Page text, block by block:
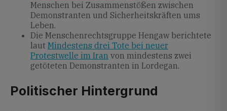
Menschen bei Zusammenstößen zwischen
Demonstranten und Sicherheitskräften ums
Leben.
Die Menschenrechtsgruppe Hengaw berichtete
laut Mindestens drei Tote bei neuer
Protestwelle im Iran von mindestens zwei
getöteten Demonstranten in Lordegan.
Politischer Hintergrund